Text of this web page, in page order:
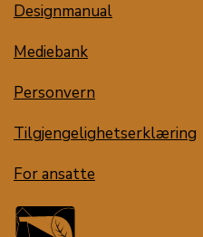
Designmanual
Mediebank
Personvern
Tilgjengelighetserklæring
For ansatte